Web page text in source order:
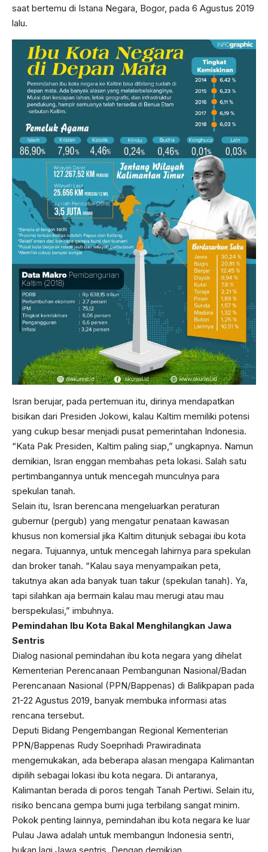
saat bertemu di Istana Negara, Bogor, pada 6 Agustus 2019
lalu.
Isran berujar, pada pertemuan itu, dirinya mendapatkan
bisikan dari Presiden Jokowi, kalau Kaltim memiliki potensi
yang cukup besar menjadi pusat pemerintahan Indonesia.
“Kata Pak Presiden, Kaltim paling siap,” ungkapnya. Namun
demikian, Isran enggan membahas peta lokasi. Salah satu
pertimbangannya untuk mencegah munculnya para
spekulan tanah.
Selain itu, Isran berencana mengeluarkan peraturan
gubernur (pergub) yang mengatur penataan kawasan
khusus non komersial jika Kaltim ditunjuk sebagai ibu kota
negara. Tujuannya, untuk mencegah lahirnya para spekulan
dan broker tanah. “Kalau saya menyampaikan peta,
takutnya akan ada banyak tuan takur (spekulan tanah). Ya,
tapi silahkan aja bermain kalau mau merugi atau mau
berspekulasi,” imbuhnya.
Pemindahan Ibu Kota Bakal Menghilangkan Jawa
Sentris
Dialog nasional pemindahan ibu kota negara yang dihelat
Kementerian Perencanaan Pembangunan Nasional/Badan
Perencanaan Nasional (PPN/Bappenas) di Balikpapan pada
21-22 Agustus 2019, banyak membuka informasi atas
rencana tersebut.
Deputi Bidang Pengembangan Regional Kementerian
PPN/Bappenas Rudy Soeprihadi Prawiradinata
mengemukakan, ada beberapa alasan mengapa Kalimantan
dipilih sebagai lokasi ibu kota negara. Di antaranya,
Kalimantan berada di poros tengah Tanah Pertiwi. Selain itu,
risiko bencana gempa bumi juga terbilang sangat minim.
Pokok penting lainnya, pemindahan ibu kota negara ke luar
Pulau Jawa adalah untuk membangun Indonesia sentri,